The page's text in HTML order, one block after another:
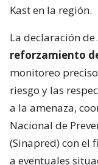
Kast en la región.
La declaración
reforzamiento
monitoreo
riesgo y las
a la amenaza,
Nacional de
(Sinapred) con el
a eventuales